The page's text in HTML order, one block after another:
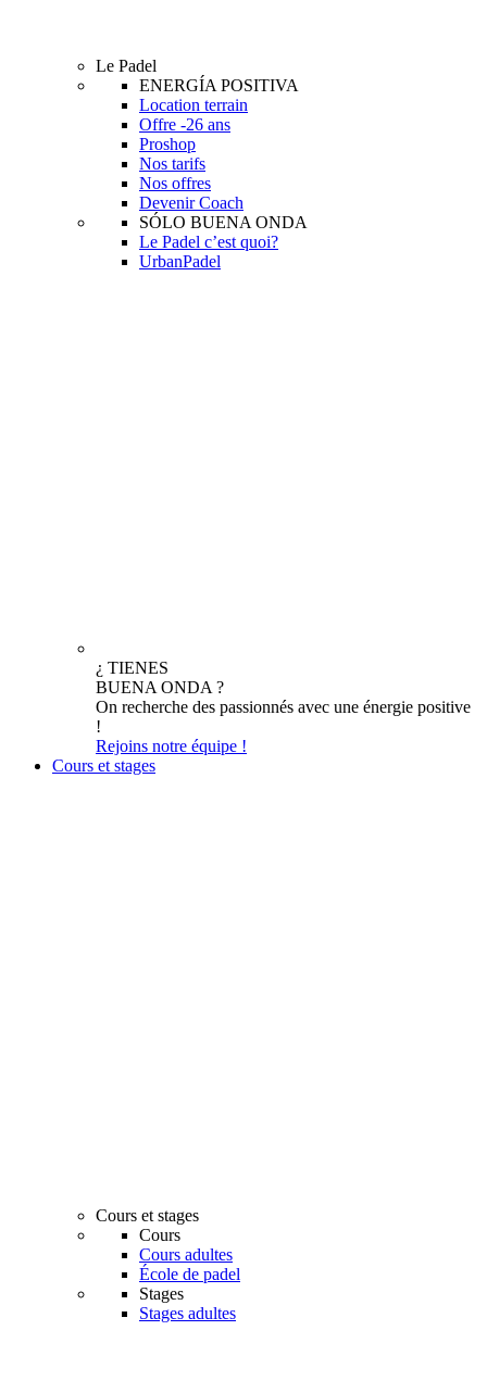
Le Padel
ENERGÍA POSITIVA
Location terrain
Offre -26 ans
Proshop
Nos tarifs
Nos offres
Devenir Coach
SÓLO BUENA ONDA
Le Padel c’est quoi?
UrbanPadel
¿ TIENES
BUENA ONDA ?
On recherche des passionnés avec une énergie positive
!
Rejoins notre équipe !
Cours et stages
Cours et stages
Cours
Cours adultes
École de padel
Stages
Stages adultes